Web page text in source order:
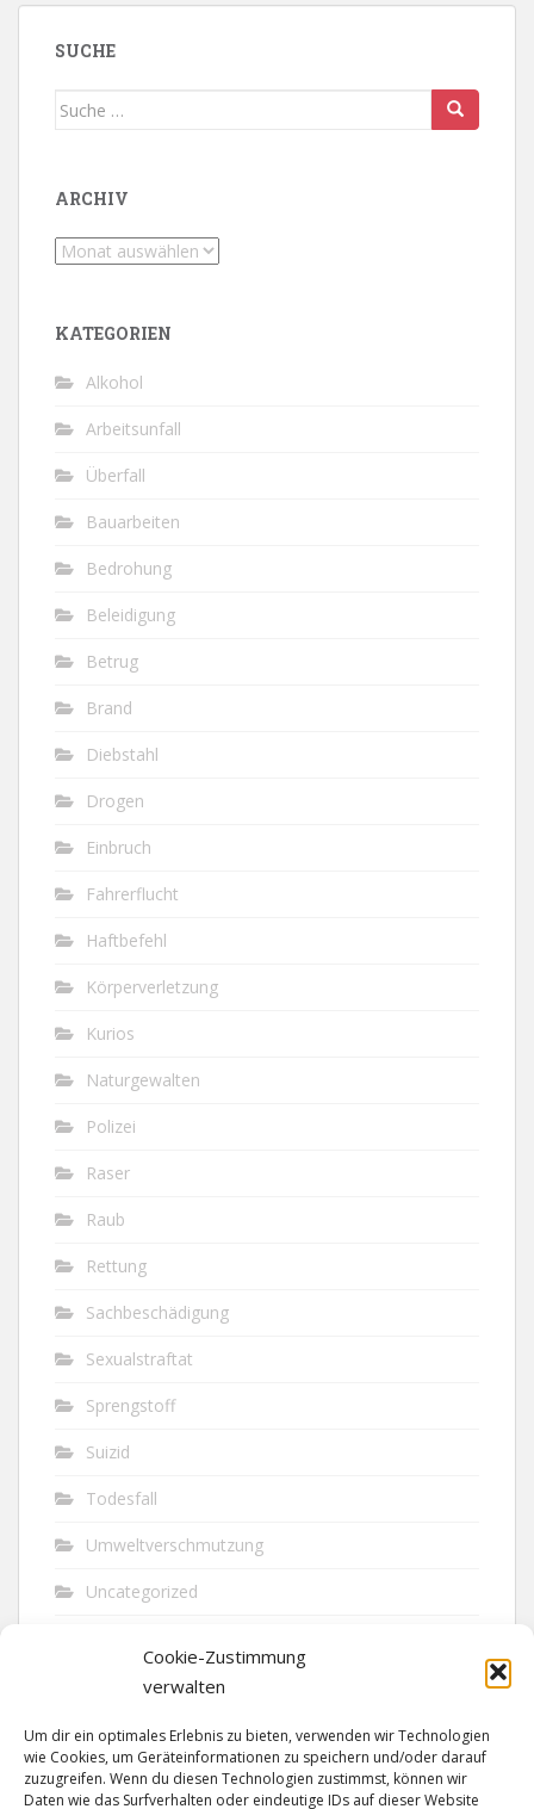
Cookie-Zustimmung
verwalten
Um dir ein optimales Erlebnis zu bieten, verwenden wir Technologien
wie Cookies, um Geräteinformationen zu speichern und/oder darauf
zuzugreifen. Wenn du diesen Technologien zustimmst, können wir
Daten wie das Surfverhalten oder eindeutige IDs auf dieser Website
SUCHE
Suche
ARCHIV
Archiv
KATEGORIEN
Alkohol
Arbeitsunfall
Überfall
Bauarbeiten
Bedrohung
Beleidigung
Betrug
Brand
Diebstahl
Drogen
Einbruch
Fahrerflucht
Haftbefehl
Körperverletzung
Kurios
Naturgewalten
Polizei
Raser
Raub
Rettung
Sachbeschädigung
Sexualstraftat
Sprengstoff
Suizid
Todesfall
Umweltverschmutzung
Uncategorized
Vandalismus
Verkehr
Verkehrsunfall